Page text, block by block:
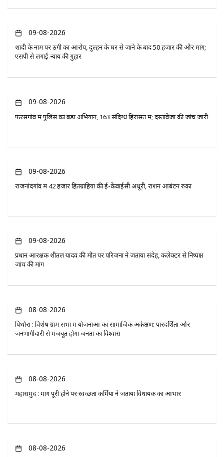
09-08-2026
शादी के नाम पर ठगी का आरोप, दुल्हन के घर से जाने के बाद 50 हजार की और मांग;
एसपी से लगाई न्याय की गुहार
09-08-2026
फरसगांव में पुलिस का बड़ा अभियान, 163 संदिग्ध हिरासत में; दस्तावेजों की जांच जारी
09-08-2026
राजनांदगांव में 42 हजार हितग्राहियों की ई-केवाईसी अधूरी, राशन आबंटन रुका
09-08-2026
प्रधान आरक्षक शीतल यादव की मौत पर परिजनों ने जताया संदेह, कलेक्टर से निष्पक्ष
जांच की मांग
08-08-2026
पिथौरा : विशेष ग्राम सभा में योजनाओं का सामाजिक अंकेक्षण: पारदर्शिता और
जनभागीदारी से मजबूत होगा जनता का विश्वास
08-08-2026
महासमुंद : मांग पूरी होने पर स्वच्छता कर्मियों ने जताया विधायक का आभार
08-08-2026